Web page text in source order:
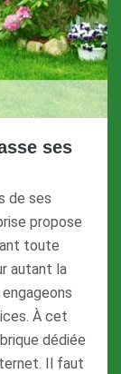
ses
de ses
propose
toute
autant la
À cet
dédiée
Il faut